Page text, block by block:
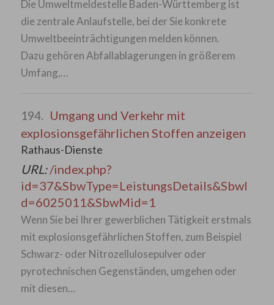
Die Umweltmeldestelle Baden-Württemberg ist
die zentrale Anlaufstelle, bei der Sie konkrete
Umweltbeeinträchtigungen melden können.
Dazu gehören Abfallablagerungen in größerem
Umfang,…
194. Umgang und Verkehr mit
explosionsgefährlichen Stoffen anzeigen
Rathaus-Dienste
URL:/index.php?
id=37&SbwType=LeistungsDetails&SbwI
d=6025011&SbwMid=1
Wenn Sie bei Ihrer gewerblichen Tätigkeit erstmals
mit explosionsgefährlichen Stoffen, zum Beispiel
Schwarz- oder Nitrozellulosepulver oder
pyrotechnischen Gegenständen, umgehen oder
mit diesen…